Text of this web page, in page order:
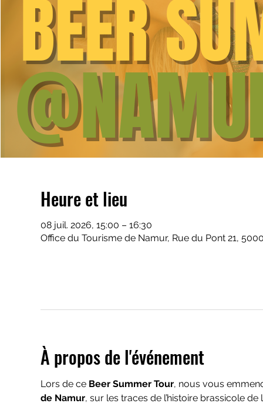
Heure et lieu
08 juil. 2026, 15:00 – 16:30
Office du Tourisme de Namur, Rue du Pont 21,
À propos de l'événement
Lors de ce Beer Summer Tour, nous vous
de Namur, sur les traces de l’histoire brassicole de